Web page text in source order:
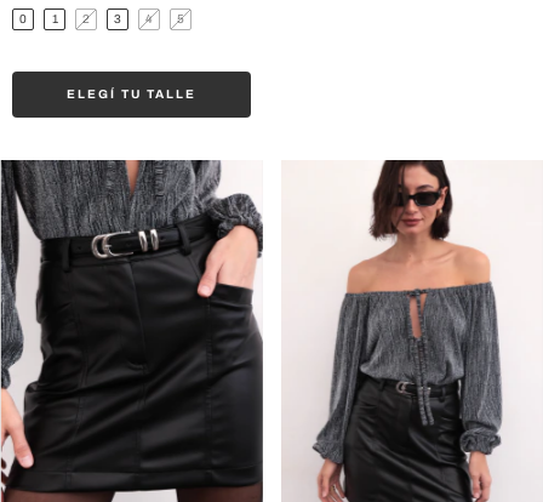
0 1 2 3 4 5
ELEGÍ TU TALLE